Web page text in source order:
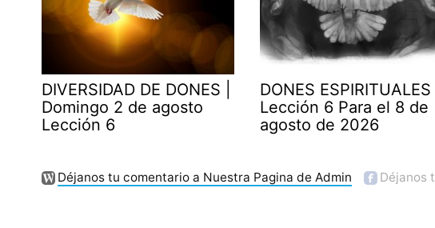
DIVERSIDAD DE DONES |
Domingo 2 de agosto
Lección 6
DONES ESPIRITUALES |
Lección 6 Para el 8 de
agosto de 2026
Déjanos tu comentario a Nuestra Pagina de Admin Déjanos